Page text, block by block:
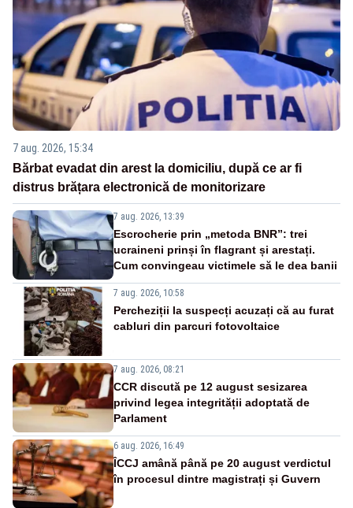
7 aug. 2026, 15:34
Bărbat evadat din arest la domiciliu, după ce ar fi
distrus brățara electronică de monitorizare
7 aug. 2026, 13:39
Escrocherie prin „metoda BNR”: trei
ucraineni prinși în flagrant și arestați.
Cum convingeau victimele să le dea banii
7 aug. 2026, 10:58
Percheziții la suspecți acuzați că au furat
cabluri din parcuri fotovoltaice
7 aug. 2026, 08:21
CCR discută pe 12 august sesizarea
privind legea integrității adoptată de
Parlament
6 aug. 2026, 16:49
ÎCCJ amână până pe 20 august verdictul
în procesul dintre magistrați și Guvern